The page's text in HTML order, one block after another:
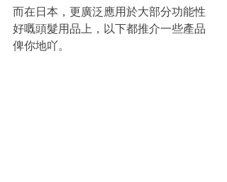
而在日本，更廣泛應用於大部分功能性
好嘅頭髮用品上，以下都推介一些產品
俾你地吖。